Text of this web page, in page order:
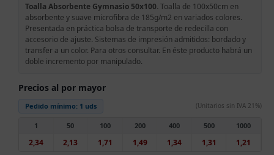
Toalla Absorbente Gymnasio 50x100.Toalla de 100x50cm en
absorbente y suave microfibra de 185g/m2 en variados colores.
Presentada en práctica bolsa de transporte de redecilla con
accesorio de ajuste. Sistemas de impresión admitidos: bordado y
transfer a un color. Para otros consultar. En éste producto habrá un
doble incremento por manipulado.
Precios al por mayor
Pedido mínimo: 1 uds (Unitarios sin IVA 21%)
1
2,34
50
2,13
100
1,71
200
1,49
400
1,34
500
1,31
1000
1,21